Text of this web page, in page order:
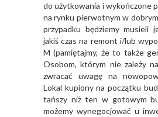
do użytkowania i wykończone
na rynku pierwotnym w
przypadku będziemy musieli
jakiś czas na remont i/lub
M (pamiętajmy, że to także
Osobom, którym nie zależy
zwracać uwagę na
Lokal kupiony na początku
tańszy niż ten w gotowym
możemy wynegocjować u